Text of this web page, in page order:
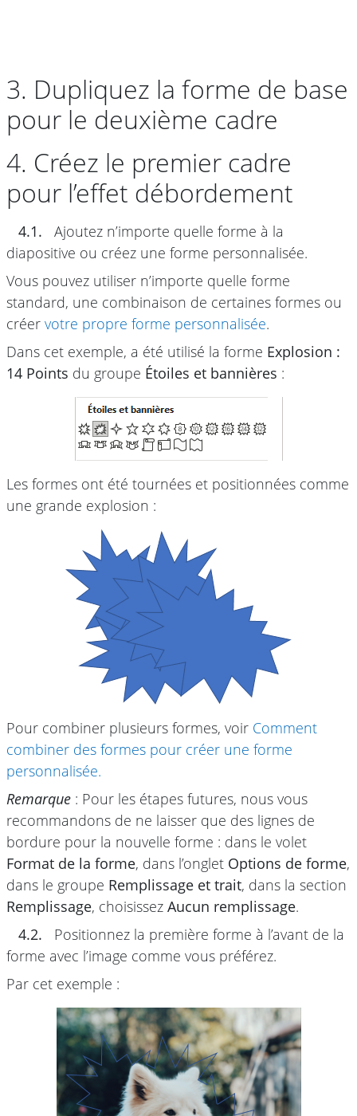
3. Dupliquez la forme de base
pour le deuxième cadre
4. Créez le premier cadre
pour l’effet débordement
4.1.
Ajoutez n’importe quelle forme à la
diapositive ou créez une forme personnalisée.
Vous pouvez utiliser n’importe quelle forme
standard, une combinaison de certaines formes ou
créer votre propre forme personnalisée.
Dans cet exemple, a été utilisé la forme Explosion :
14 Points du groupe Étoiles et bannières :
Les formes ont été tournées et positionnées comme
une grande explosion :
Pour combiner plusieurs formes, voir Comment
combiner des formes pour créer une forme
personnalisée.
Remarque : Pour les étapes futures, nous vous
recommandons de ne laisser que des lignes de
bordure pour la nouvelle forme : dans le volet
Format de la forme, dans l’onglet Options de forme,
dans le groupe Remplissage et trait, dans la section
Remplissage, choisissez Aucun remplissage.
4.2.
Positionnez la première forme à l’avant de la
forme avec l’image comme vous préférez.
Par cet exemple :